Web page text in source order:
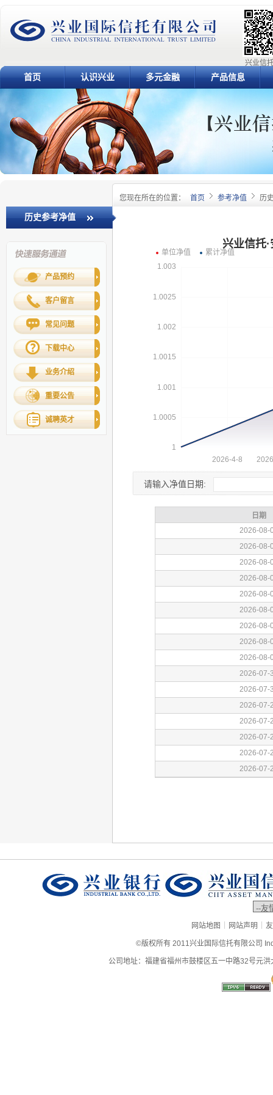
兴业信
首页 认识兴业 多元金融 产品信息
您现在所在的位置： 首页 参考净值 历
历史参考净值
产品预约
客户留言
常见问题
下载中心
业务介绍
重要公告
诚聘英才
请输入净值日期:
网站地图 | 网站声明 |
©版权所有 2011兴业国际信托有限公司
公司地址：福建省福州市鼓楼区五一中路32号元